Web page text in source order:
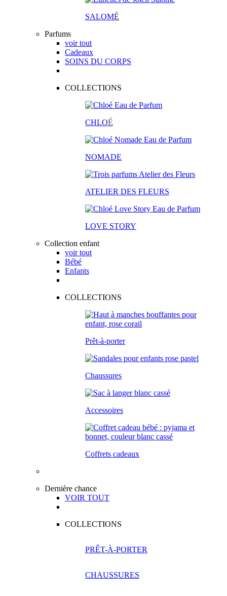
SALOMÉ
Parfums
voir tout
Cadeaux
SOINS DU CORPS
COLLECTIONS
CHLOÉ
NOMADE
ATELIER DES FLEURS
LOVE STORY
Collection enfant
voir tout
Bébé
Enfants
COLLECTIONS
Prêt-à-porter
Chaussures
Accessoires
Coffrets cadeaux
Dernière chance
VOIR TOUT
COLLECTIONS
PRÊT-À-PORTER
CHAUSSURES